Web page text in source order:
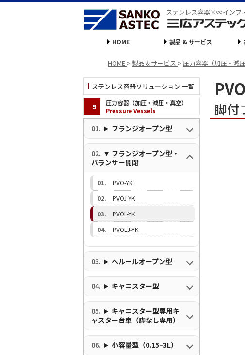
ステンレス容器×∞インフ
HOME 製品 & サービス
HOME > 製品＆サービス > 圧力容器（加圧・減圧
脚付
ステンレス容器ソリューション 一覧
圧力容器（加圧・減圧・真空）
Pressure Vessels
9
フランジオープン型
フランジオープン型・
バランサー開閉
PVO-YK
PVOJ-YK
PVOL-YK
PVOLJ-YK
ヘルールオープン型
キャニスター型
キャニスター型専用キ
ャスター台車（脚なし専用）
小容量型（0.15–3L）